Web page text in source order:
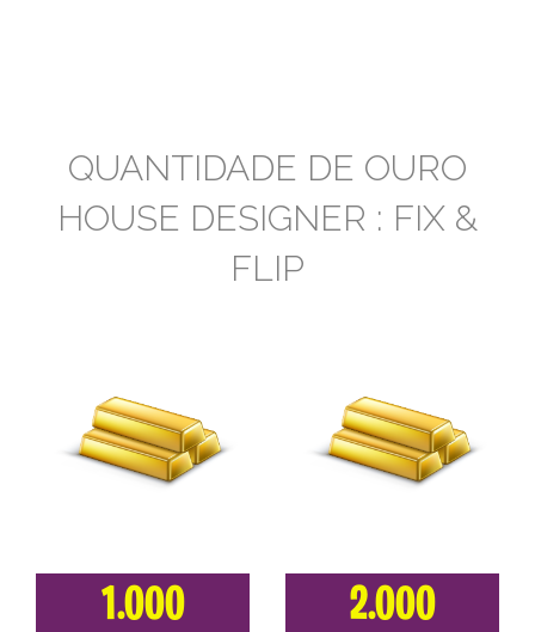
QUANTIDADE DE OURO
HOUSE DESIGNER : FIX &
FLIP
1.000 2.000